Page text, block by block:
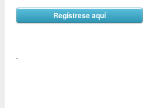
Regístrese aquí